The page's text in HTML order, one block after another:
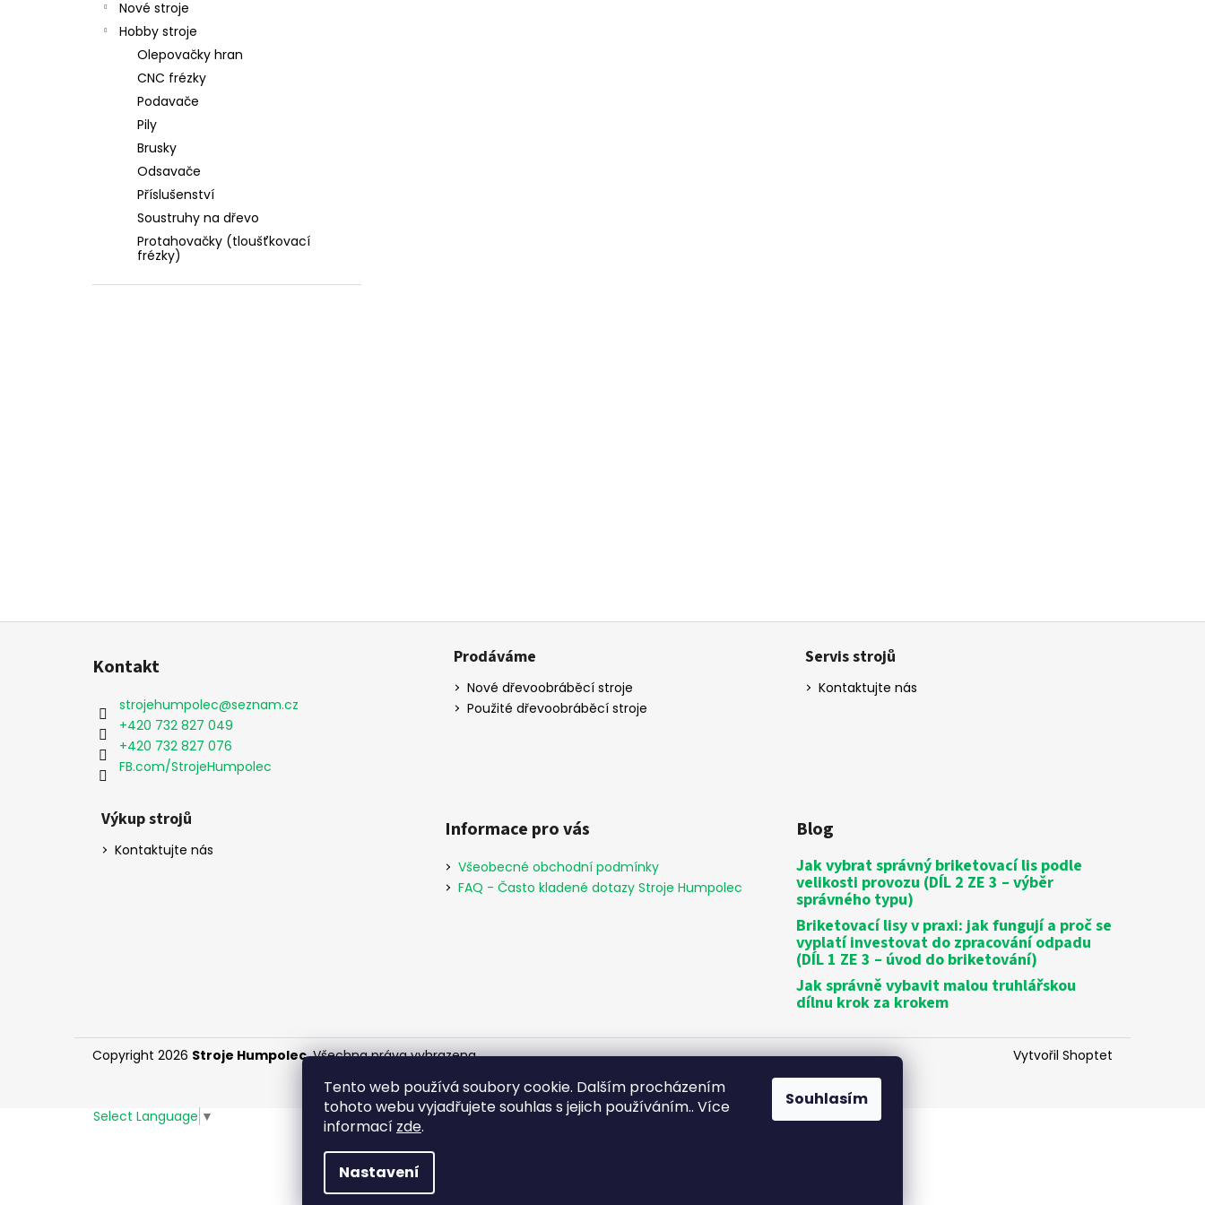
Tento web používá soubory cookie. Dalším procházením
tohoto webu vyjadřujete souhlas s jejich používáním.. Více
informací zde.
Nastavení
Souhlasím
Nové stroje
Hobby stroje
Olepovačky hran
CNC frézky
Podavače
Pily
Brusky
Odsavače
Příslušenství
Soustruhy na dřevo
Protahovačky (tloušťkovací
frézky)
Z
Kontakt
strojehumpolec@seznam.cz
+420 732 827 049
+420 732 827 076
FB.com/StrojeHumpolec
Prodáváme
Nové dřevoobráběcí stroje
Použité dřevoobráběcí stroje
Servis strojů
Kontaktujte nás
Výkup strojů
Kontaktujte nás
Informace pro vás
Všeobecné obchodní podmínky
FAQ - Často kladené dotazy Stroje Humpolec
Blog
Jak vybrat správný briketovací lis podle
velikosti provozu (DÍL 2 ZE 3 – výběr
správného typu)
Briketovací lisy v praxi: jak fungují a proč se
vyplatí investovat do zpracování odpadu
(DÍL 1 ZE 3 – úvod do briketování)
Jak správně vybavit malou truhlářskou
dílnu krok za krokem
Vytvořil Shoptet
Copyright 2026 Stroje Humpolec. Všechna práva vyhrazena.
Select Language ▼